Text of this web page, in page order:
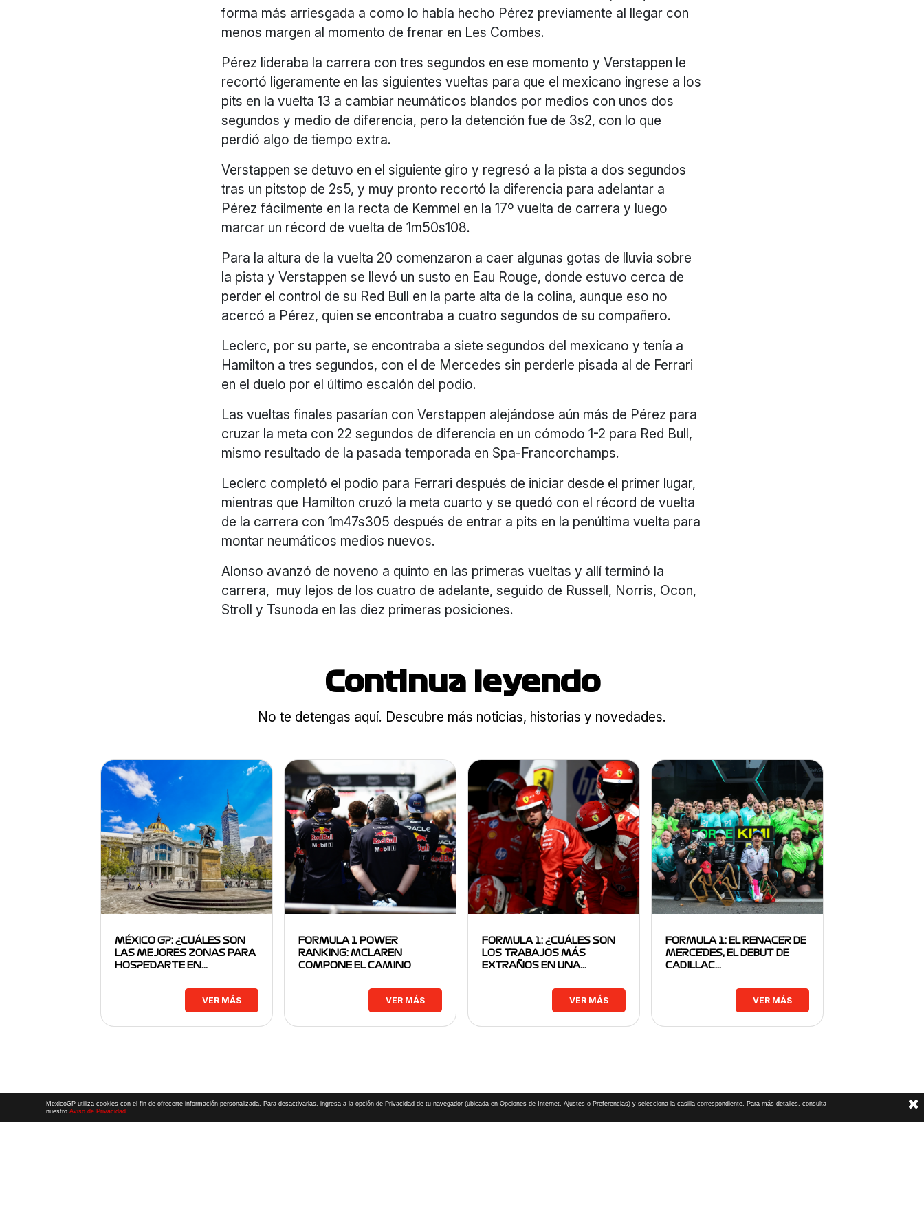
forma más arriesgada a como lo había hecho Pérez previamente al llegar con
menos margen al momento de frenar en Les Combes.
Pérez lideraba la carrera con tres segundos en ese momento y Verstappen le
recortó ligeramente en las siguientes vueltas para que el mexicano ingrese a los
pits en la vuelta 13 a cambiar neumáticos blandos por medios con unos dos
segundos y medio de diferencia, pero la detención fue de 3s2, con lo que
perdió algo de tiempo extra.
Verstappen se detuvo en el siguiente giro y regresó a la pista a dos segundos
tras un pitstop de 2s5, y muy pronto recortó la diferencia para adelantar a
Pérez fácilmente en la recta de Kemmel en la 17º vuelta de carrera y luego
marcar un récord de vuelta de 1m50s108.
Para la altura de la vuelta 20 comenzaron a caer algunas gotas de lluvia sobre
la pista y Verstappen se llevó un susto en Eau Rouge, donde estuvo cerca de
perder el control de su Red Bull en la parte alta de la colina, aunque eso no
acercó a Pérez, quien se encontraba a cuatro segundos de su compañero.
Leclerc, por su parte, se encontraba a siete segundos del mexicano y tenía a
Hamilton a tres segundos, con el de Mercedes sin perderle pisada al de Ferrari
en el duelo por el último escalón del podio.
Las vueltas finales pasarían con Verstappen alejándose aún más de Pérez para
cruzar la meta con 22 segundos de diferencia en un cómodo 1-2 para Red Bull,
mismo resultado de la pasada temporada en Spa-Francorchamps.
Leclerc completó el podio para Ferrari después de iniciar desde el primer lugar,
mientras que Hamilton cruzó la meta cuarto y se quedó con el récord de vuelta
de la carrera con 1m47s305 después de entrar a pits en la penúltima vuelta para
montar neumáticos medios nuevos.
Alonso avanzó de noveno a quinto en las primeras vueltas y allí terminó la
carrera, muy lejos de los cuatro de adelante, seguido de Russell, Norris, Ocon,
Stroll y Tsunoda en las diez primeras posiciones.
Continua leyendo
No te detengas aquí. Descubre más noticias, historias y novedades.
MÉXICO GP: ¿CUÁLES SON
LAS MEJORES ZONAS PARA
HOSPEDARTE EN…
VER MÁS
FORMULA 1 POWER
RANKING: MCLAREN
COMPONE EL CAMINO
VER MÁS
FORMULA 1: ¿CUÁLES SON
LOS TRABAJOS MÁS
EXTRAÑOS EN UNA…
VER MÁS
FORMULA 1: EL RENACER DE
MERCEDES, EL DEBUT DE
CADILLAC…
VER MÁS
MexicoGP utiliza cookies con el fin de ofrecerte información personalizada. Para desactivarlas, ingresa a la opción de Privacidad de tu navegador (ubicada en Opciones de Internet, Ajustes o Preferencias) y selecciona la casilla correspondiente. Para más detalles, consulta
nuestroAviso de Privacidad.